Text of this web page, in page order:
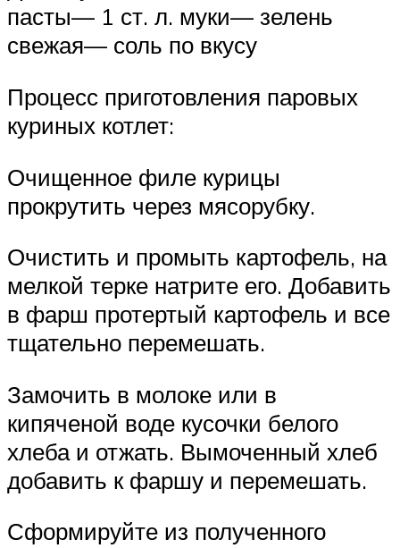
пасты— 1 ст. л. муки— зелень
свежая— соль по вкусу
Процесс приготовления паровых
куриных котлет:
Очищенное филе курицы
прокрутить через мясорубку.
Очистить и промыть картофель, на
мелкой терке натрите его. Добавить
в фарш протертый картофель и все
тщательно перемешать.
Замочить в молоке или в
кипяченой воде кусочки белого
хлеба и отжать. Вымоченный хлеб
добавить к фаршу и перемешать.
Сформируйте из полученного